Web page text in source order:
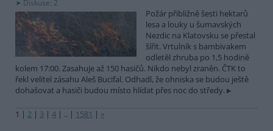
Diskuse: 2
Požár přibližně šesti hektarů
lesa a louky u šumavských
Nezdic na Klatovsku se přestal
šířit. Vrtulník s bambivakem
odletěl zhruba po 1,5 hodině
kolem 17:00. Zasahuje až 150 hasičů. Nikdo nebyl zraněn. ČTK to
řekl velitel zásahu Aleš Bucifal. Odhadl, že ohniska se budou ještě
dohašovat a hasiči budou místo hlídat přes noc do středy.
1 | 2 | 3 | 4 | .. | 1581 | »